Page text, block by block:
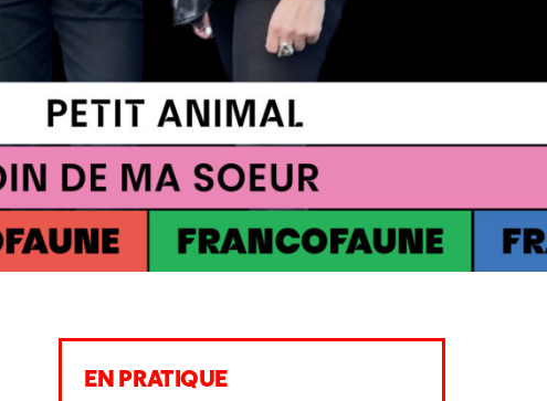
EN PRATIQUE